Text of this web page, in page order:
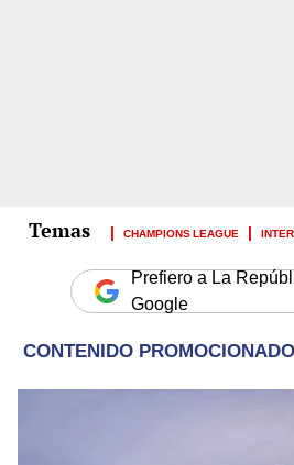
CHAMPIONS LEAGUE
Prefiero a La
Google